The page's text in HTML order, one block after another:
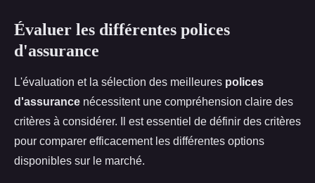
Évaluer les différentes polices
d'assurance
L'évaluation et la sélection des meilleures polices
d'assurance nécessitent une compréhension claire des
critères à considérer. Il est essentiel de définir des critères
pour comparer efficacement les différentes options
disponibles sur le marché.